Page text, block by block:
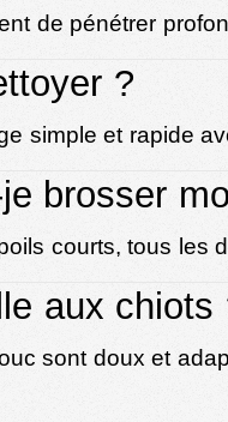
de pénétrer
?
simple et rapide
brosser
courts, tous les
aux chiots
sont doux et